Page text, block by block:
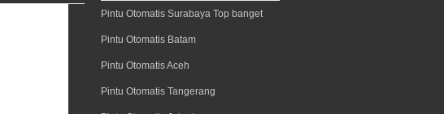
Pintu Otomatis Surabaya Top banget
Pintu Otomatis Batam
Pintu Otomatis Aceh
Pintu Otomatis Tangerang